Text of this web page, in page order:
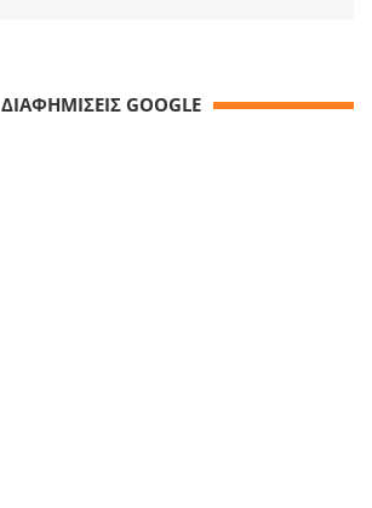
ΔΙΑΦΗΜΙΣΕΙΣ GOOGLE